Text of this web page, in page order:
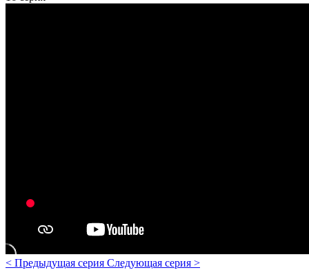
< Предыдущая серия Следующая серия >